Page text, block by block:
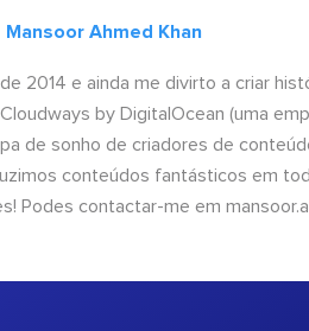
Mansoor Ahmed Khan
2014 e ainda me divirto a criar
by DigitalOcean (uma
de sonho de criadores de
conteúdos fantásticos em
Podes contactar-me em